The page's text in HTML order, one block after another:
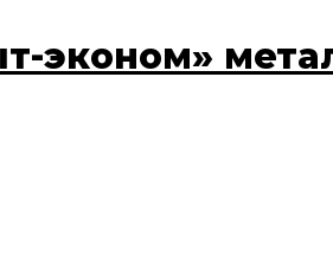
эконом»